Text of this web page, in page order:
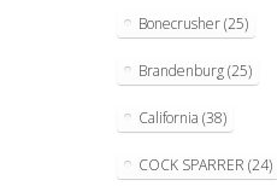
Bonecrusher(25)
Brandenburg(25)
California (38)
COCK SPARRER (24)